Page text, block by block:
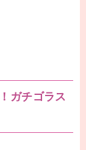
ガチゴラス